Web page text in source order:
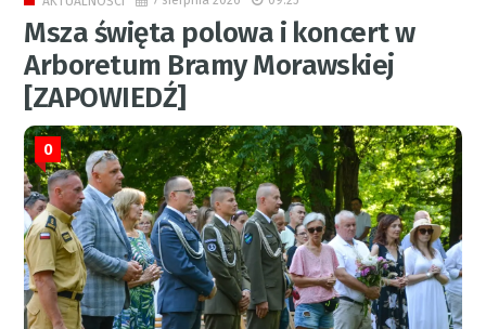
Msza święta polowa i koncert w
Arboretum Bramy Morawskiej
[ZAPOWIEDŹ]
0